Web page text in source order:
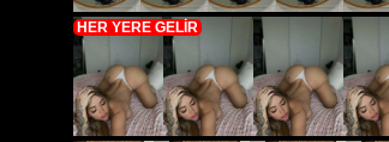
HER YERE GELİR